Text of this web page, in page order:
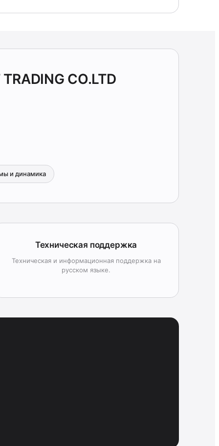
CO.LTD
и динамика
Техническая поддержка
Техническая и информационная поддержка на
русском языке.